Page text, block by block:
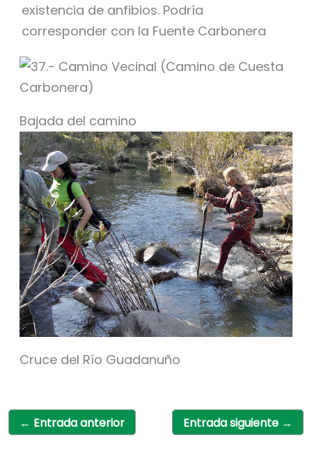
existencia de anfibios. Podría
corresponder con la Fuente Carbonera
Bajada del camino
Cruce del Río Guadanuño
← Entrada anterior Entrada siguiente →